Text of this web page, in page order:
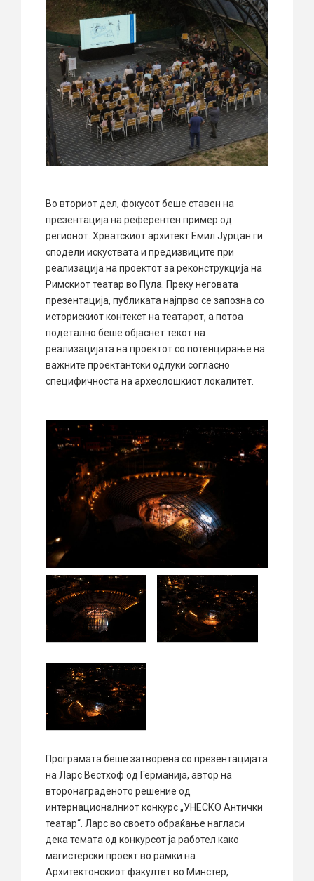
Во вториот дел, фокусот беше ставен на
презентација на референтен пример од
регионот. Хрватскиот архитект Емил Јурцан ги
сподели искуствата и предизвиците при
реализација на проектот за реконструкција на
Римскиот театар во Пула. Преку неговата
презентација, публиката најпрво се запозна со
историскиот контекст на театарот, а потоа
подетално беше објаснет текот на
реализацијата на проектот со потенцирање на
важните проектантски одлуки согласно
специфичноста на археолошкиот локалитет.
Програмата беше затворена со презентацијата
на Ларс Вестхоф од Германија, автор на
второнаграденото решение од
интернационалниот конкурс „УНЕСКО Антички
театар“. Ларс во своето обраќање нагласи
дека темата од конкурсот ја работел како
магистерски проект во рамки на
Архитектонскиот факултет во Минстер,